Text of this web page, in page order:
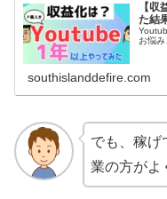
【
た結
お悩
southislanddefire.com
でも、稼げ
業の方がよ